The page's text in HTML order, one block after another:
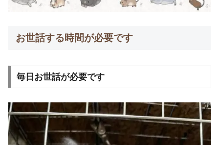
お世話する時間が必要です
毎日お世話が必要です